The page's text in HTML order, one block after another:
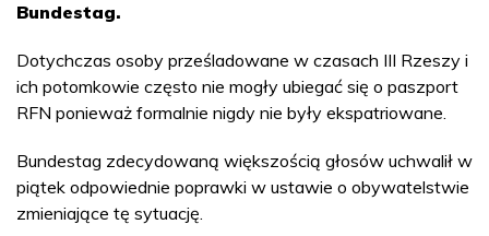
Bundestag.
Dotychczas osoby prześladowane w czasach III Rzeszy i
ich potomkowie często nie mogły ubiegać się o paszport
RFN ponieważ formalnie nigdy nie były ekspatriowane.
Bundestag zdecydowaną większością głosów uchwalił w
piątek odpowiednie poprawki w ustawie o obywatelstwie
zmieniające tę sytuację.